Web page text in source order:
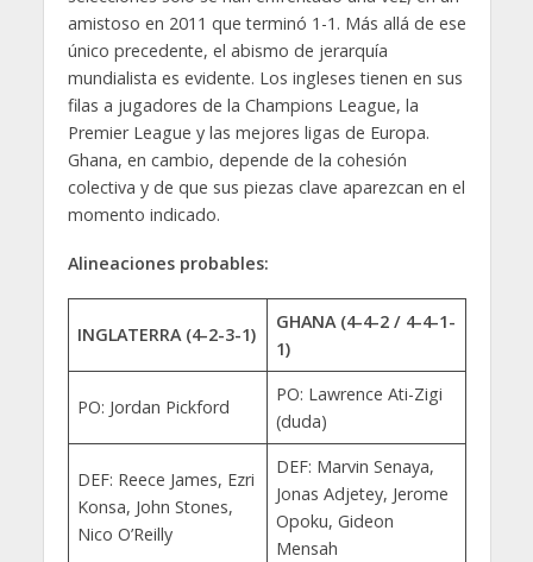
amistoso en 2011 que terminó 1-1. Más allá de ese
único precedente, el abismo de jerarquía
mundialista es evidente. Los ingleses tienen en sus
filas a jugadores de la Champions League, la
Premier League y las mejores ligas de Europa.
Ghana, en cambio, depende de la cohesión
colectiva y de que sus piezas clave aparezcan en el
momento indicado.
Alineaciones probables:
INGLATERRA (4-2-3-1)
GHANA (4-4-2 / 4-4-1-
1)
PO: Jordan Pickford
PO: Lawrence Ati-Zigi
(duda)
DEF: Reece James, Ezri
Konsa, John Stones,
Nico O’Reilly
DEF: Marvin Senaya,
Jonas Adjetey, Jerome
Opoku, Gideon
Mensah